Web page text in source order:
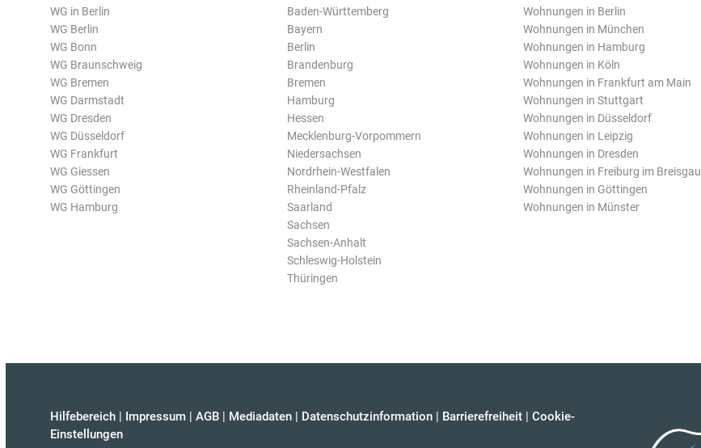
WG in Berlin
WG Berlin
WG Bonn
WG Braunschweig
WG Bremen
WG Darmstadt
WG Dresden
WG Düsseldorf
WG Frankfurt
WG Giessen
WG Göttingen
WG Hamburg
Baden-Württemberg
Bayern
Berlin
Brandenburg
Bremen
Hamburg
Hessen
Mecklenburg-Vorpommern
Niedersachsen
Nordrhein-Westfalen
Rheinland-Pfalz
Saarland
Sachsen
Sachsen-Anhalt
Schleswig-Holstein
Thüringen
Wohnungen in Berlin
Wohnungen in München
Wohnungen in Hamburg
Wohnungen in Köln
Wohnungen in Frankfurt am Main
Wohnungen in Stuttgart
Wohnungen in Düsseldorf
Wohnungen in Leipzig
Wohnungen in Dresden
Wohnungen in Freiburg im Breisgau
Wohnungen in Göttingen
Wohnungen in Münster
Hilfebereich | Impressum | AGB | Mediadaten | Datenschutzinformation | Barrierefreiheit | Cookie-
Einstellungen